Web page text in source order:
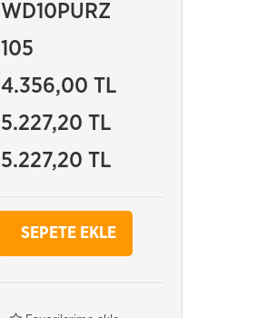
WD10PURZ
105
4.356,00 TL
5.227,20 TL
5.227,20 TL
SEPETE EKLE